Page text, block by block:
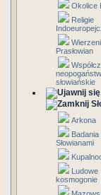
Okolice
Religie
Prasłowian
słowiańskie
Arkona
Badania
Słowianami
Ludowe
kosmogonie